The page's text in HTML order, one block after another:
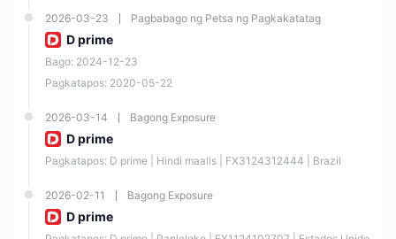
Expert
Advisor
Hedging
s
Order
n
2026-03-23 Pagbabago ng Petsa ng Pagkakatatag
D prime
Bago: 2024-12-23
Pagkatapos: 2020-05-22
2026-03-14 Bagong Exposure
D prime
Pagkatapos: D prime | Hindi maalis | FX3124312444 | Brazil
2026-02-11 Bagong Exposure
D prime